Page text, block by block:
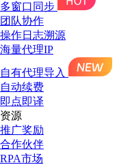
多窗口同步
团队协作
操作日志溯源
海量代理IP
自有代理导入
自动续费
即点即译
资源
推广奖励
合作伙伴
RPA市场